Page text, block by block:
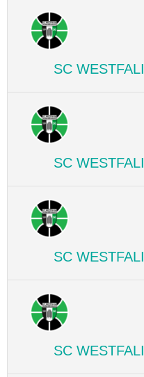
SC
SC
SC
SC